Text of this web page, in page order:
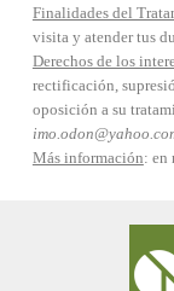
Finalidades del
visita y atender tus
Derechos de los
rectificación,
oposición a su
Más información: en